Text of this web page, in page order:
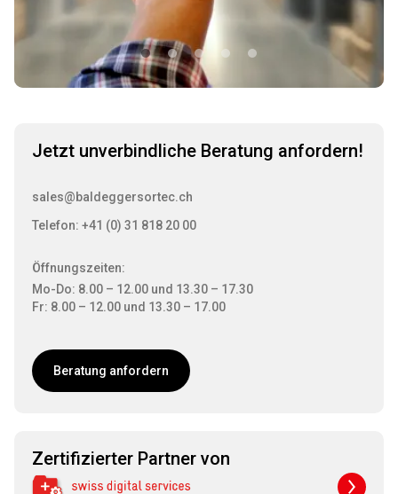
Jetzt unverbindliche Beratung anfordern!
sales@baldeggersortec.ch
Telefon: +41 (0) 31 818 20 00
Öffnungszeiten:
Mo-Do: 8.00 – 12.00 und 13.30 – 17.30
Fr: 8.00 – 12.00 und 13.30 – 17.00
Beratung anfordern
Zertifizierter Partner von